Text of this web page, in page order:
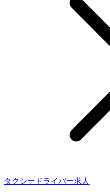
タクシードライバー求人